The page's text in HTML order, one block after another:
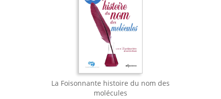
La Foisonnante histoire du nom des
molécules